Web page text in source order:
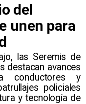
del
unen para
las Seremis de
destacan avances
conductores y
policiales
y tecnología de